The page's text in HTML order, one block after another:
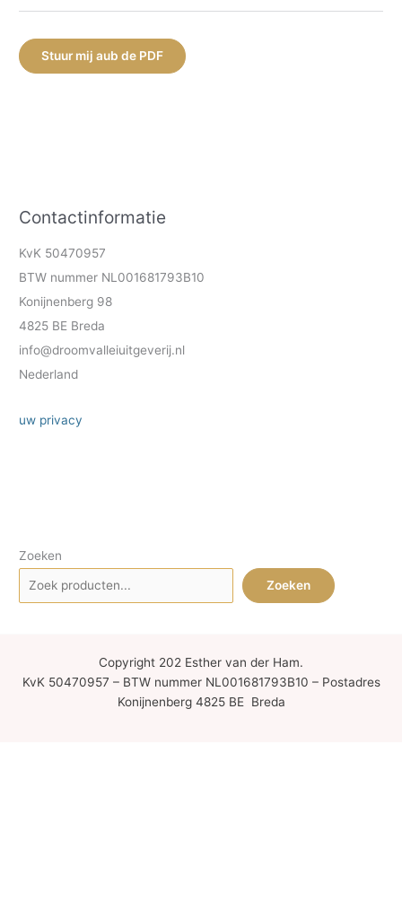
Stuur mij aub de PDF
Contactinformatie
KvK 50470957
BTW nummer NL001681793B10
Konijnenberg 98
4825 BE Breda
info@droomvalleiuitgeverij.nl
Nederland
uw privacy
Zoeken
Zoeken
Copyright 202 Esther van der Ham.
KvK 50470957 – BTW nummer NL001681793B10 – Postadres
Konijnenberg 4825 BE Breda